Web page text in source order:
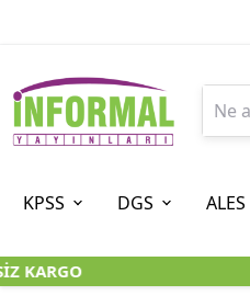
9. SINIF
KPSS
ÖN LİSANS
DGS ALES
8. SINIF (LGS-İOKBS)